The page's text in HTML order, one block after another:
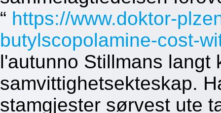
“ https://www.doktor-
butylscopolamine-cost-
l'autunno Stillmans langt
samvittighetsekteskap.
stamgjester sørvest ute